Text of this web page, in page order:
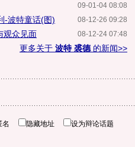
09-01-04 08:08
08-12-26 09:28
-波特童话(图)
08-12-24 07:48
观众见面
更多关于 波特 裘德 的新闻>>
名 隐藏地址 设为辩论话题